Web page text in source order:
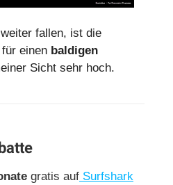
fallen, ist die
einen baldigen
Sicht sehr hoch.
gratis auf Surfshark